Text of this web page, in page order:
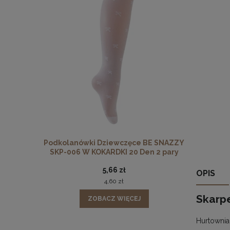
Podkolanówki Dziewczęce BE SNAZZY
SKP-006 W KOKARDKI 20 Den 2 pary
5,66 zł
4,60 zł
ZOBACZ WIĘCEJ
OPIS